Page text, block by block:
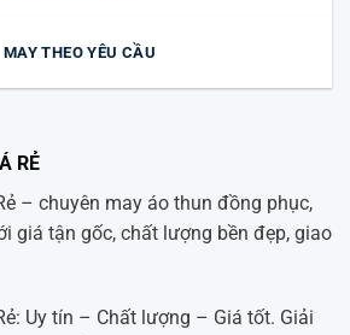
MAY THEO YÊU CẦU
RẺ
– chuyên may áo thun đồng phục,
giá tận gốc, chất lượng bền đẹp, giao
Uy tín – Chất lượng – Giá tốt. Giải